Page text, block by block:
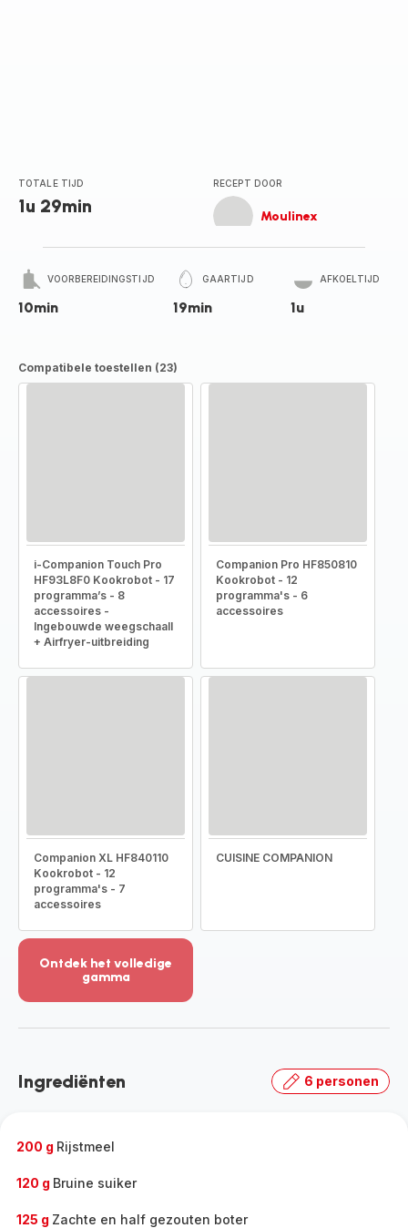
TOTALE TIJD
1u 29min
RECEPT DOOR
Moulinex
VOORBEREIDINGSTIJD
10min
GAARTIJD
19min
AFKOELTIJD
1u
Compatibele toestellen (23)
i-Companion Touch Pro
HF93L8F0 Kookrobot - 17
programma’s - 8
accessoires -
Ingebouwde weegschaall
+ Airfryer-uitbreiding
Companion Pro HF850810
Kookrobot - 12
programma's - 6
accessoires
Companion XL HF840110
Kookrobot - 12
programma's - 7
accessoires
CUISINE COMPANION
Ontdek het volledige
gamma
-
volledige
Ingrediënten 6 personen
200 g Rijstmeel
120 g Bruine suiker
125 g Zachte en half gezouten boter